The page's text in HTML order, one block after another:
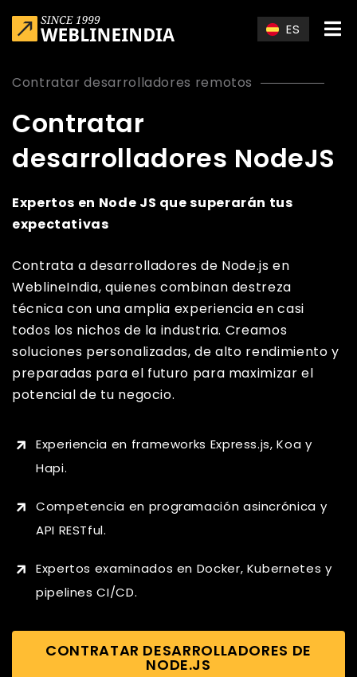
ES
Contratar desarrolladores remotos
Contratar
desarrolladores NodeJS
Expertos en Node JS que superarán tus
expectativas
Contrata a desarrolladores de Node.js en
WeblineIndia, quienes combinan destreza
técnica con una amplia experiencia en casi
todos los nichos de la industria. Creamos
soluciones personalizadas, de alto rendimiento y
preparadas para el futuro para maximizar el
potencial de tu negocio.
Experiencia en frameworks Express.js, Koa y
Hapi.
Competencia en programación asincrónica y
API RESTful.
Expertos examinados en Docker, Kubernetes y
pipelines CI/CD.
CONTRATAR DESARROLLADORES DE
NODE.JS